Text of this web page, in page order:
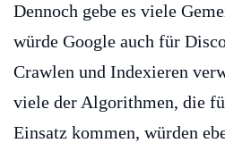
Dennoch gebe es viele
würde Google auch für
Crawlen und Indexieren
viele der Algorithmen, die
Einsatz kommen, würden